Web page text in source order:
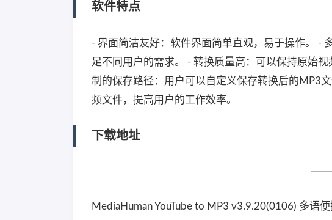
软件特点
- 界面简洁友好：软件界面简单直观，易于操作。 -
足不同用户的需求。 - 转换质量高：可以保持原始
制的保存路径：用户可以自定义保存转换后的MP3
频文件，提高用户的工作效率。
下载地址
MediaHuman YouTube to MP3 v3.9.20(0106) 多语